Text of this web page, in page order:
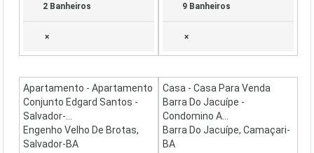
2 Banheiros
×
9 Banheiros
×
Apartamento - Apartamento
Conjunto Edgard Santos -
Salvador-...
Engenho Velho De Brotas,
Salvador-BA
Casa - Casa Para Venda
Barra Do Jacuípe -
Condomino A...
Barra Do Jacuípe, Camaçari-
BA